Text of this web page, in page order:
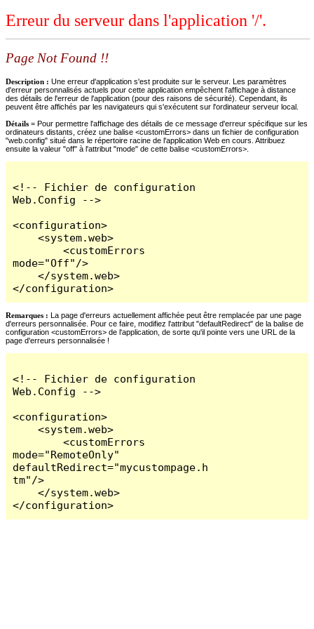
Erreur du serveur dans l'application '/'.
Page Not Found !!
Description : Une erreur d'application s'est produite sur le serveur. Les paramètres
d'erreur personnalisés actuels pour cette application empêchent l'affichage à distance
des détails de l'erreur de l'application (pour des raisons de sécurité). Cependant, ils
peuvent être affichés par les navigateurs qui s'exécutent sur l'ordinateur serveur local.
Détails = Pour permettre l'affichage des détails de ce message d'erreur spécifique sur les
ordinateurs distants, créez une balise <customErrors> dans un fichier de configuration
"web.config" situé dans le répertoire racine de l'application Web en cours. Attribuez
ensuite la valeur "off" à l'attribut "mode" de cette balise <customErrors>.
<!-- Fichier de configuration
Web.Config -->
<configuration>
    <system.web>
        <customErrors
mode="Off"/>
    </system.web>
</configuration>
Remarques : La page d'erreurs actuellement affichée peut être remplacée par une page
d'erreurs personnalisée. Pour ce faire, modifiez l'attribut "defaultRedirect" de la balise de
configuration <customErrors> de l'application, de sorte qu'il pointe vers une URL de la
page d'erreurs personnalisée !
<!-- Fichier de configuration
Web.Config -->
<configuration>
    <system.web>
        <customErrors
mode="RemoteOnly"
defaultRedirect="mycustompage.h
tm"/>
    </system.web>
</configuration>